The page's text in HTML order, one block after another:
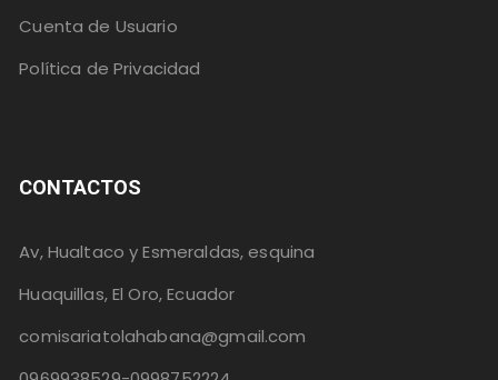
Cuenta de Usuario
Política de Privacidad
CONTACTOS
Av, Hualtaco y Esmeraldas, esquina
Huaquillas, El Oro, Ecuador
comisariatolahabana@gmail.com